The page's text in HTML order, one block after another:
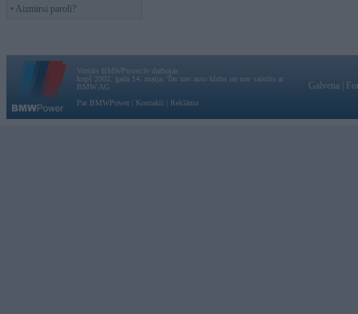
• Aizmirsi paroli?
Vortāls BMWPower.lv darbojas
kopš 2002. gada 14. maija. Tas nav auto klubs un nav saistīts ar
BMW AG.
Par BMWPower
Kontakti Reklāma
Galvena